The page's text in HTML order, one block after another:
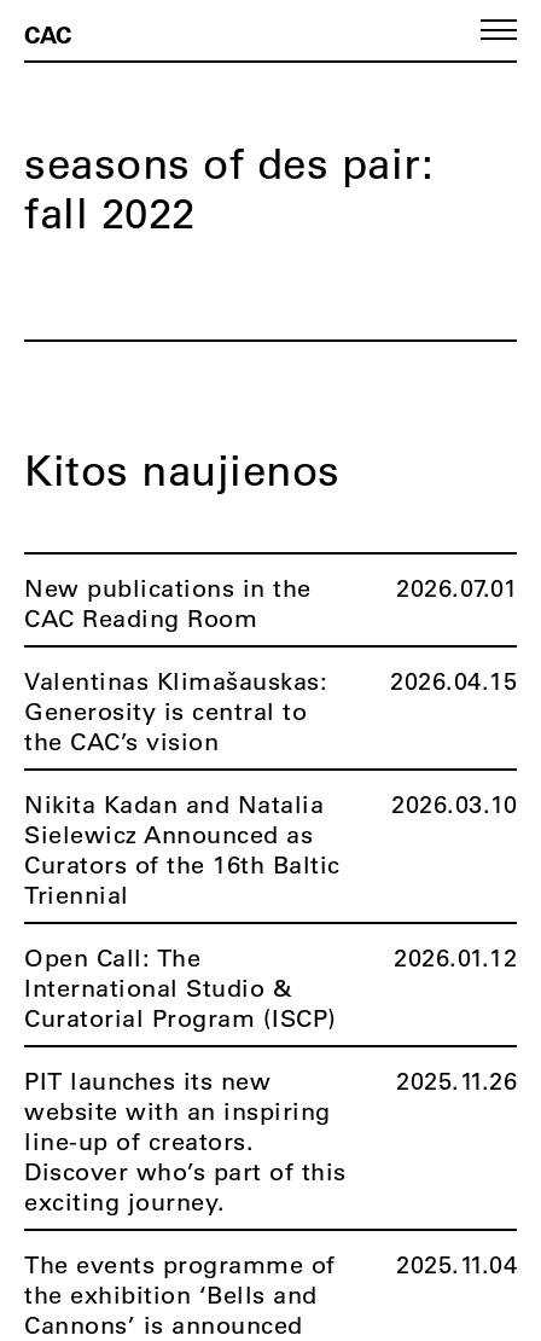
CAC
seasons of des pair:
fall 2022
Kitos naujienos
New publications in the
CAC Reading Room
2026.07.01
Valentinas Klimašauskas:
Generosity is central to
the CAC’s vision
2026.04.15
Nikita Kadan and Natalia
Sielewicz Announced as
Curators of the 16th Baltic
Triennial
2026.03.10
Open Call: The
International Studio &
Curatorial Program (ISCP)
2026.01.12
PIT launches its new
website with an inspiring
line-up of creators.
Discover who’s part of this
exciting journey.
2025.11.26
The events programme of
the exhibition ‘Bells and
Cannons’ is announced
2025.11.04